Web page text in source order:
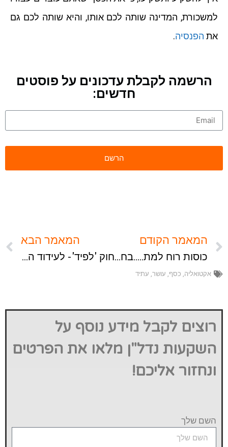
למשכורת, המדינה שותה לכם אותו, והיא שותה לכם גם
את הפנסיה.
הרשמה לקבלת עדכונים על פוסטים
חדשים:
המאמר הקודם
כוסות רוח למת…..בחסות ממשלת ישראל
המאמר הבא
חוק 'לפיד'- לעידוד השקעות בנדל"ן מניב
אקטואליה, כסף, עושר, עתיד
רוצים לקבל מידע נוסף על
השקעות נדל"ן מלאו את הפרטים
ונחזור אליכם!
השם שלך